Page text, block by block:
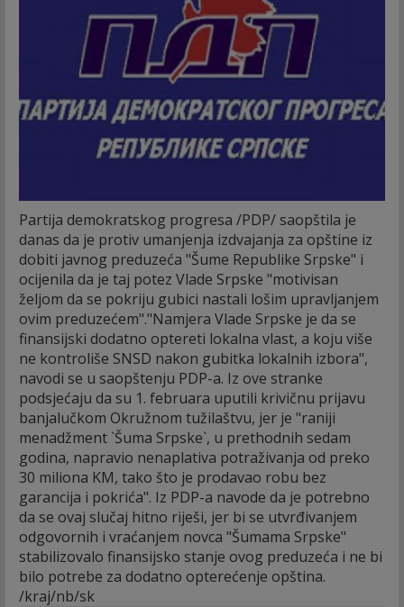
Partija demokratskog progresa /PDP/ saopštila je
danas da je protiv umanjenja izdvajanja za opštine iz
dobiti javnog preduzeća "Šume Republike Srpske" i
ocijenila da je taj potez Vlade Srpske "motivisan
željom da se pokriju gubici nastali lošim upravljanjem
ovim preduzećem"."Namjera Vlade Srpske je da se
finansijski dodatno optereti lokalna vlast, a koju više
ne kontroliše SNSD nakon gubitka lokalnih izbora",
navodi se u saopštenju PDP-a. Iz ove stranke
podsjećaju da su 1. februara uputili krivičnu prijavu
banjalučkom Okružnom tužilaštvu, jer je "raniji
menadžment `Šuma Srpske`, u prethodnih sedam
godina, napravio nenaplativa potraživanja od preko
30 miliona KM, tako što je prodavao robu bez
garancija i pokrića". Iz PDP-a navode da je potrebno
da se ovaj slučaj hitno riješi, jer bi se utvrđivanjem
odgovornih i vraćanjem novca "Šumama Srpske"
stabilizovalo finansijsko stanje ovog preduzeća i ne bi
bilo potrebe za dodatno opterećenje opština.
/kraj/nb/sk